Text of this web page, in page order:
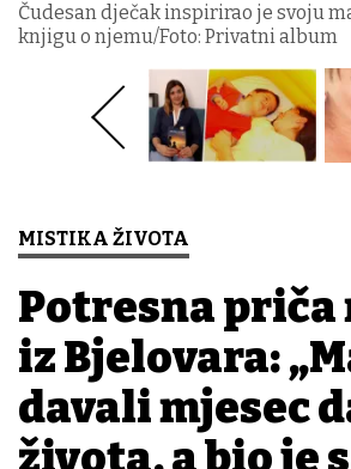
Čudesan dječak inspirirao je svoju
knjigu o njemu/Foto: Privatni album
MISTIKA ŽIVOTA
Potresna priča
iz Bjelovara:
davali mjesec